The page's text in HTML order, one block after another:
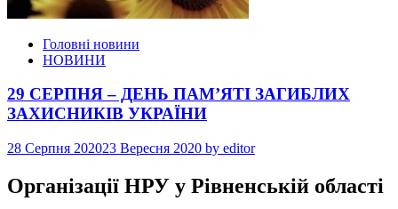
Головні новини
НОВИНИ
29 СЕРПНЯ – ДЕНЬ ПАМ’ЯТІ ЗАГИБЛИХ
ЗАХИСНИКІВ УКРАЇНИ
28 Серпня 202023 Вересня 2020 by editor
Організації НРУ у Рівненській області